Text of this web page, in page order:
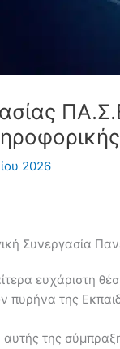
2026
Συνεργασία
ευχάριστη
πυρήνα της
της